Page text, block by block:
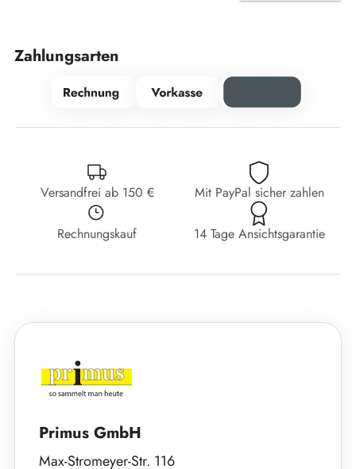
Zahlungsarten
Versandfrei ab 150 € Mit PayPal sicher zahlen
Rechnungskauf 14 Tage Ansichtsgarantie
Primus GmbH
Max-Stromeyer-Str. 116